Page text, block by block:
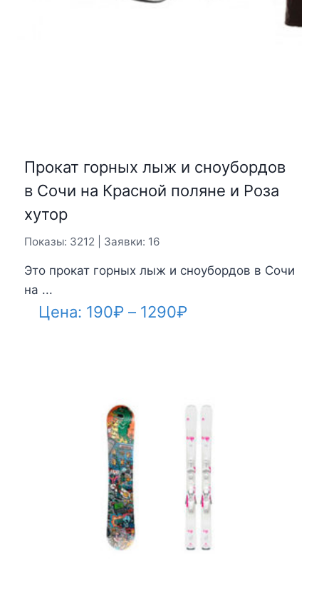
Прокат горных лыж и сноубордов
в Сочи на Красной поляне и Роза
хутор
Показы: 3212 | Заявки: 16
Это прокат горных лыж и сноубордов в Сочи
на ...
Цена: 190₽ – 1290₽Диапазон
1290₽